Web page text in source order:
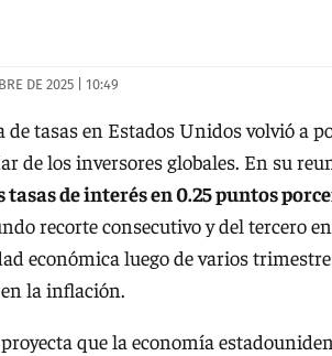
DE 2025 | 10:49
de tasas en Estados Unidos volvió a
de los inversores globales. En su
de interés en 0.25 puntos
recorte consecutivo y del tercero
económica luego de varios
la inflación.
que la economía